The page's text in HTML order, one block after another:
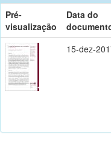
Pré-
visualização
Data do
15-dez-